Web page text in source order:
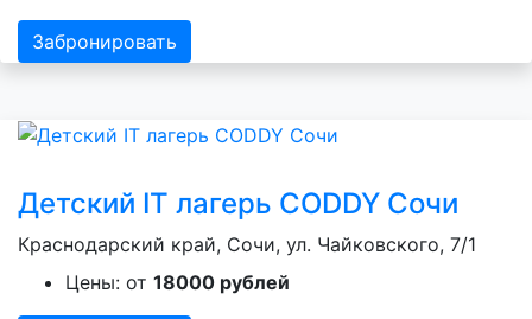
Забронировать
Детский IT лагерь CODDY Сочи
Краснодарский край, Сочи, ул. Чайковского, 7/1
Цены: от 18000 рублей